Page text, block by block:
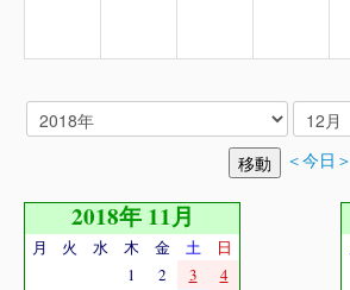
＜今日＞
2018年 11月
月 火 水 木 金 土
日
1
2 3
4